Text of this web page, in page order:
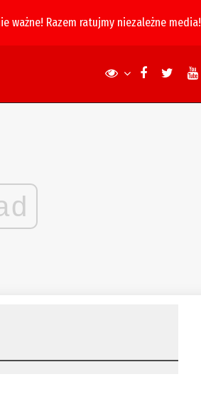
ważne! Razem ratujmy niezależne media!